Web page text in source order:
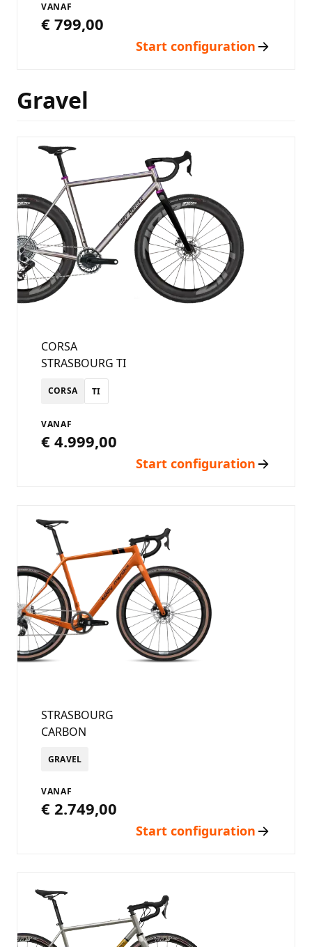
VANAF
€ 799,00
Start configuration
Gravel
CORSA
STRASBOURG TI
CORSA TI
VANAF
€ 4.999,00
Start configuration
STRASBOURG
CARBON
GRAVEL
VANAF
€ 2.749,00
Start configuration